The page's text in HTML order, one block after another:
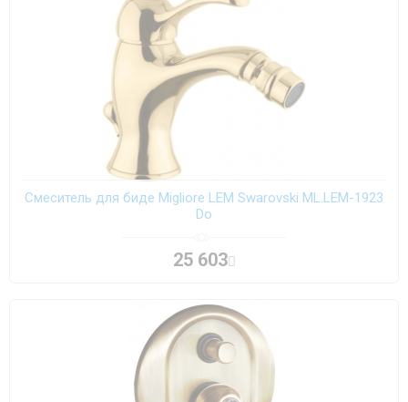
Смеситель для биде Migliore LEM Swarovski ML.LEM-1923
Do
25 603